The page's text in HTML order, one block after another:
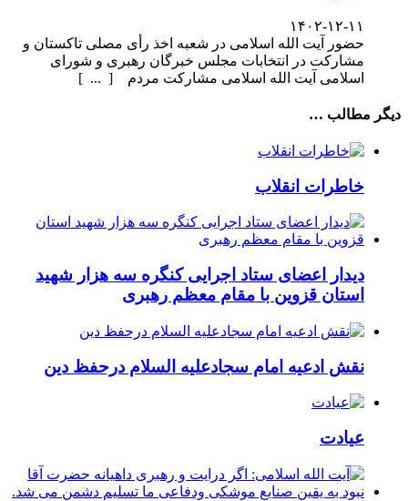
۱۴۰۲-۱۲-۱۱
حضور آیت الله اسلامی در شعبه اخذ رأی مصلی تاکستان و
مشارکت در انتخابات مجلس خبرگان رهبری و شورای
اسلامی آیت الله اسلامی مشارکت مردم [ ... ]
دیگر مطالب …
خاطرات انقلاب
دیدار اعضای ستاد اجرایی کنگره سه هزار شهید
استان قزوین با مقام معظم رهبری
نقش ادعیه امام سجادعلیه السلام درحفظ دین
عیادت